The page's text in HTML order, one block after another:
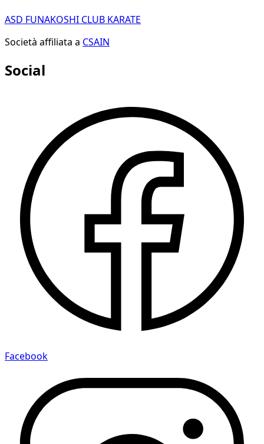
ASD FUNAKOSHI CLUB KARATE
Società affiliata a CSAIN
Social
Facebook